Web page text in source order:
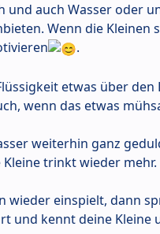
und auch Wasser oder
Wenn die
.
etwas über
wenn das etwas
weiterhin ganz
trinkt wieder mehr.
wieder einspielt, dann
und kennt deine Kleine